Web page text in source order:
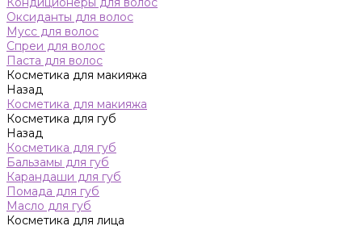
Оксиданты для волос
Мусс для волос
Спреи для волос
Паста для волос
Косметика для макияжа
Назад
Косметика для макияжа
Косметика для губ
Назад
Косметика для губ
Бальзамы для губ
Карандаши для губ
Помада для губ
Масло для губ
Косметика для лица